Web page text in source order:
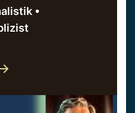
•